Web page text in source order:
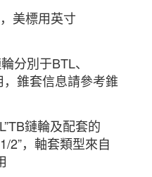
美標用英寸
別于BTL、
錐套信息請參考錐
鏈輪及配套的
2”，軸套類型來自